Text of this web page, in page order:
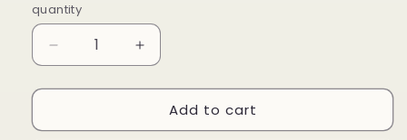
quantity
Decrease
quantity
for
العسل
Increase
quantity
for
خلطة
العسل
Add to cart